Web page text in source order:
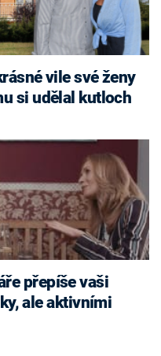
vile své ženy
si udělal kutloch
přepíše vaši
ale aktivními